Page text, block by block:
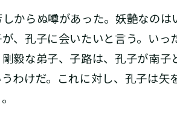
からぬ噂があった。妖艶なのは
、孔子に会いたいと言う。いっ
毅な弟子、子路は、孔子が南子
わけだ。これに対し、孔子は矢